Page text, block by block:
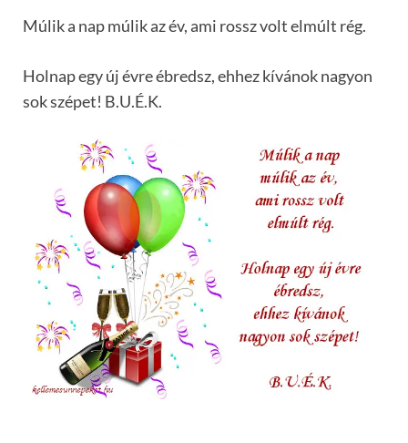
Múlik a nap múlik az év, ami rossz volt elmúlt rég.
Holnap egy új évre ébredsz, ehhez kívánok nagyon
sok szépet! B.U.É.K.